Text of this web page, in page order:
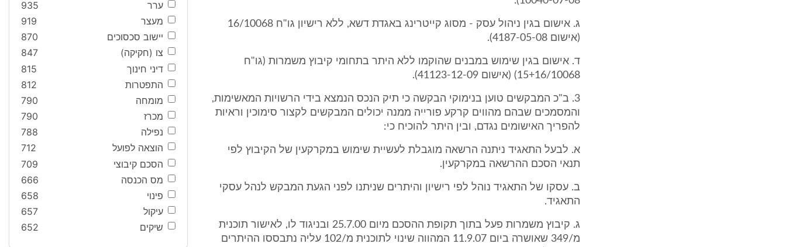
ג. אישום בגין ניהול עסק - מסוג קייטרינג באגדת דשא, ללא רישיון גו"ח 16/10068
(אישום 4187-05-08).
ד. אישום בגין שימוש במבנים שהוקמו ללא היתר בתחומי קיבוץ משמרות (גו"ח
15+16/10068) (אישום 41123-12-09).
3. ב"כ המבקשים טוען בנימוקי הבקשה כי תיק הנכס הנמצא בידי הרשויות המאשימות,
והמסמכים שבהם מהווים קרקע פורייה ממנה יכולים המבקשים לקצור סימוכין וראיות
להפריך האישומים נגדם, ובין היתר להוכיח כי:
א. לבעל התאגיד ניתנה הרשאה מוגבלת לעשיית שימוש במקרקעין של הקיבוץ לפי
תנאי הסכם ההרשאה במקרקעין.
ב. עסקו של התאגיד נוהל לפי רישיון והיתרים שניתנו לפני הגעת המבקש לנהל עסקי
התאגיד.
ג. קיבוץ משמרות פעל בתוך תקופת ההסכם מיום 25.7.00 ובניגוד לו, לאישור תוכנית
מ/349 שאושרה ביום 11.9.07 המהווה שינוי לתוכנית מ/102 עליה נתבססו ההיתרים
ערר
935
מעצר
919
יישוב סכסוכים
870
צו (חקיקה)
847
דיני חינוך
815
התפטרות
812
מומחה
790
מכרז
790
נפילה
788
הוצאה לפועל
712
הסכם קיבוצי
709
מס הכנסה
666
פינוי
658
עיקול
657
שיקים
652